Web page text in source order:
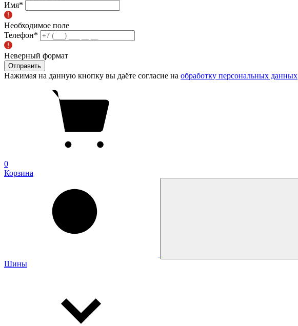
Имя*
Необходимое поле
Телефон*
Неверный формат
Отправить
Нажимая на данную кнопку вы даёте согласие на обработку персональных данных
0
Корзина
Шины